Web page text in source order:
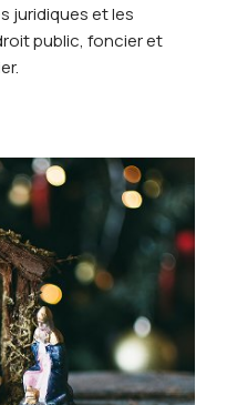
juridiques et les
public, foncier et